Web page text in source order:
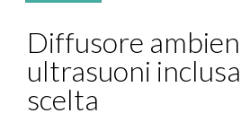
Diffusore
ultrasuoni
scelta